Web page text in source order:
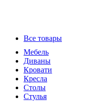
Все товары
Мебель
Диваны
Кровати
Кресла
Столы
Стулья